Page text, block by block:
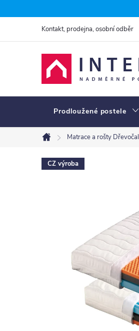
na
Kontakt, prodejna, osobní odběr
Prodloužené postele
Domů
Matrace a rošty Dřevočal
CZ výroba